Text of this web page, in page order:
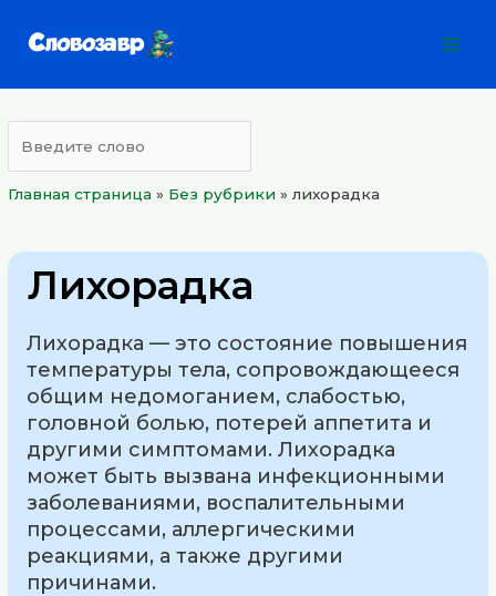
Главная страница » Без рубрики »лихорадка
Лихорадка
Лихорадка — это состояние повышения
температуры тела, сопровождающееся
общим недомоганием, слабостью,
головной болью, потерей аппетита и
другими симптомами. Лихорадка
может быть вызвана инфекционными
заболеваниями, воспалительными
процессами, аллергическими
реакциями, а также другими
причинами.